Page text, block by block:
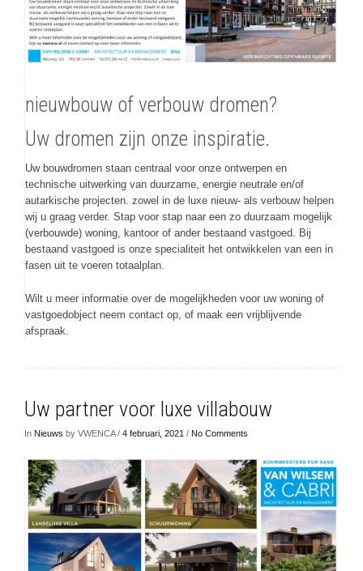
nieuwbouw of verbouw dromen?
Uw dromen zijn onze inspiratie.
Uw bouwdromen staan centraal voor onze ontwerpen en
technische uitwerking van duurzame, energie neutrale en/of
autarkische projecten. zowel in de luxe nieuw- als verbouw helpen
wij u graag verder. Stap voor stap naar een zo duurzaam mogelijk
(verbouwde) woning, kantoor of ander bestaand vastgoed. Bij
bestaand vastgoed is onze specialiteit het ontwikkelen van een in
fasen uit te voeren totaalplan.
Wilt u meer informatie over de mogelijkheden voor uw woning of
vastgoedobject neem contact op, of maak een vrijblijvende
afspraak.
Uw partner voor luxe villabouw
In Nieuws by VWENCA / 4 februari, 2021 / No Comments